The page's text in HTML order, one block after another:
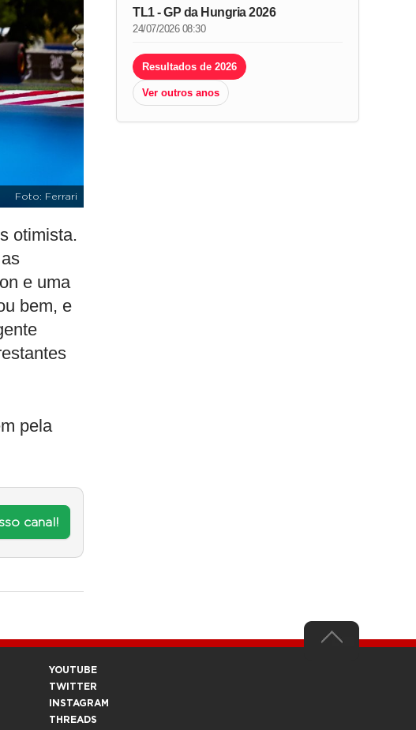
Foto: Ferrari
otimista.
e uma
bem, e
pela
canal!
TL1 - GP da Hungria 2026
24/07/2026 08:30
Resultados de 2026
Ver outros anos
YOUTUBE
TWITTER
INSTAGRAM
THREADS